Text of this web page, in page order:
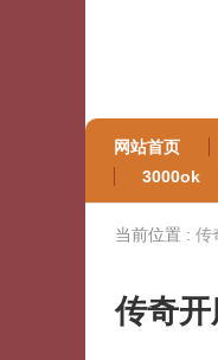
网站首页
3000ok
当前位置 : 传
传奇